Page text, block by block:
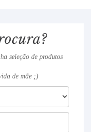
seleção de produtos
de mãe ;)